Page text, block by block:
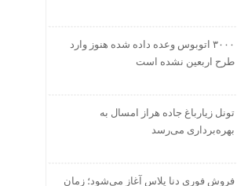
۳۰۰۰ اتوبوس وعده داده شده هنوز وارد
طرح اربعین نشده است
تونل زیارباغ جاده هراز امسال به
بهره‌برداری می‌رسد
فروش فوری دنا پلاس آغاز می‌شود؛ زمان